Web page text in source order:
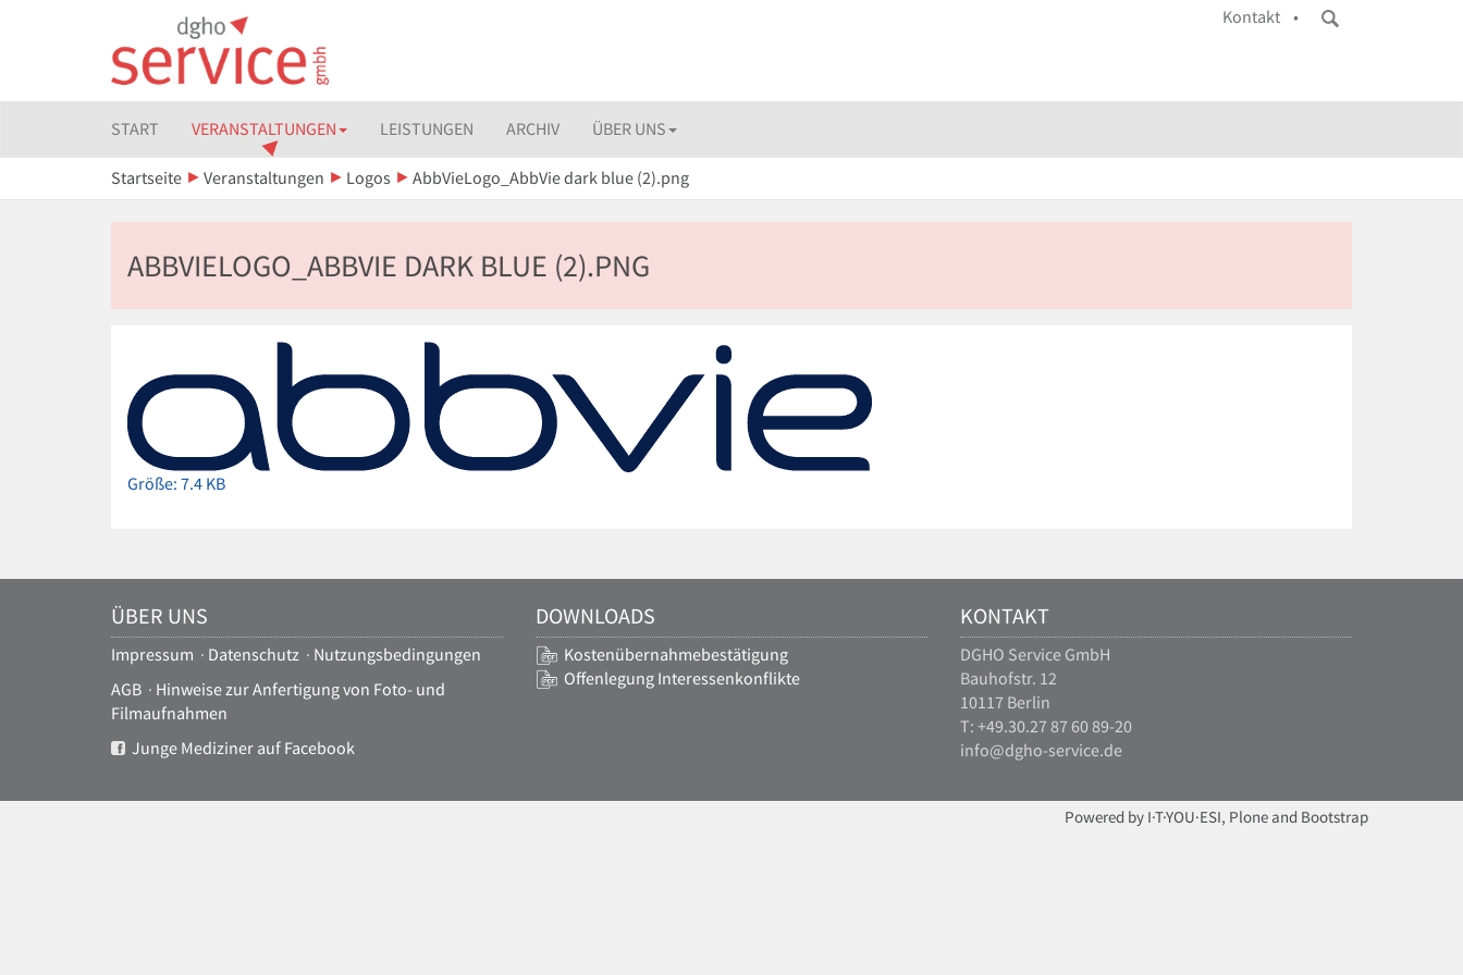
Kontakt •
START VERANSTALTUNGEN LEISTUNGEN ARCHIV ÜBER UNS
Startseite Veranstaltungen Logos AbbVieLogo_AbbVie dark blue (2).png
ABBVIELOGO_ABBVIE DARK BLUE (2).PNG
Zeige
Größe…
Größe: 7.4 KB
ÜBER UNS
Impressum · Datenschutz · Nutzungsbedingungen
AGB · Hinweise zur Anfertigung von Foto- und
Filmaufnahmen
Junge Mediziner auf Facebook
DOWNLOADS
Kostenübernahmebestätigung
Offenlegung Interessenkonflikte
KONTAKT
DGHO Service GmbH
Bauhofstr. 12
10117 Berlin
T: +49.30.27 87 60 89-20
info@dgho-service.de
Powered by I·T·YOU·ESI, Plone and Bootstrap